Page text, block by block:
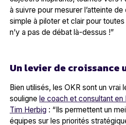
à suivre pour mesurer l’atteinte
simple à piloter et clair pour
n’y a pas de débat là-dessus !”
Un levier de croissance
Bien utilisés, les OKR sont un vrai
souligne le coach et consultant
Tim Herbig : “ Ils permettent un
équipes sur les priorités